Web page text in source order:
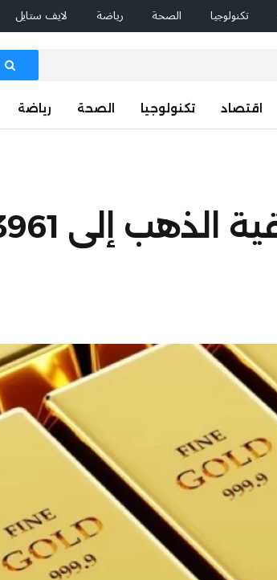
تكنولوجيا الصحة رياضة لايف ستايل
اقتصاد تكنولوجيا الصحة رياضة